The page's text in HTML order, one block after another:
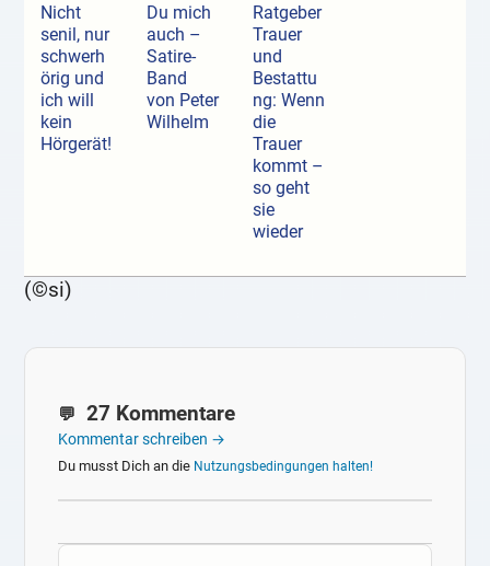
Nicht
senil, nur
schwerh
örig und
ich will
kein
Hörgerät!
Du mich
auch –
Satire-
Band
von Peter
Wilhelm
Ratgeber
Trauer
und
Bestattu
ng: Wenn
die
Trauer
kommt –
so geht
sie
wieder
(©si)
27 Kommentare
Kommentar schreiben →
Du musst Dich an die Nutzungsbedingungen halten!